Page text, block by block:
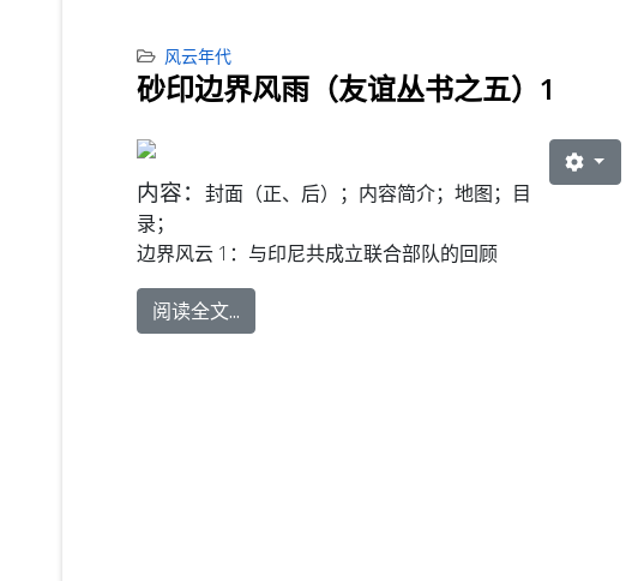
风云年代
砂印边界风雨（友谊丛书之五）1
内容： 封面（正、后）；内容简介；地图；目
录；
边界风云 1：与印尼共成立联合部队的回顾
阅读全文...